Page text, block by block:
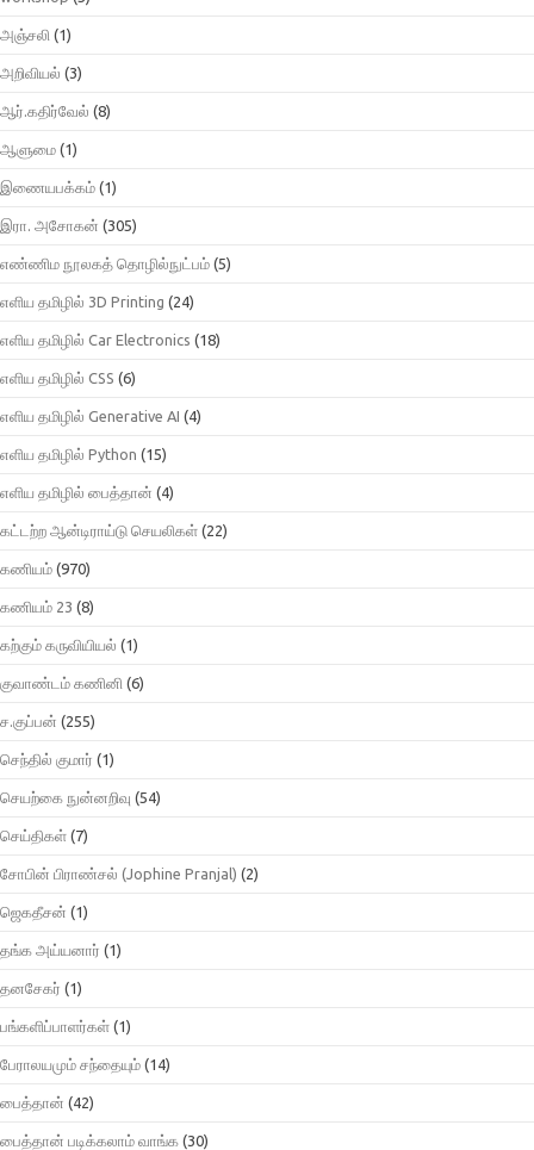
அஞ்சலி (1)
அறிவியல் (3)
ஆர்.கதிர்வேல் (8)
ஆளுமை (1)
இணையபக்கம் (1)
இரா. அசோகன் (305)
எண்ணிம நூலகத் தொழில்நுட்பம் (5)
எளிய தமிழில் 3D Printing (24)
எளிய தமிழில் Car Electronics (18)
எளிய தமிழில் CSS (6)
எளிய தமிழில் Generative AI (4)
எளிய தமிழில் Python (15)
எளிய தமிழில் பைத்தான் (4)
கட்டற்ற ஆன்டிராய்டு செயலிகள் (22)
கணியம் (970)
கணியம் 23 (8)
கற்கும் கருவியியல் (1)
குவாண்டம் கணினி (6)
ச.குப்பன் (255)
செந்தில் குமார் (1)
செயற்கை நுன்னறிவு (54)
செய்திகள் (7)
சோபின் பிராண்சல் (Jophine Pranjal) (2)
ஜெகதீசன் (1)
தங்க அய்யனார் (1)
தனசேகர் (1)
பங்களிப்பாளர்கள் (1)
பேராலயமும் சந்தையும் (14)
பைத்தான் (42)
பைத்தான் படிக்கலாம் வாங்க (30)